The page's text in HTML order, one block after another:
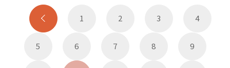
1 2 3 4
5 6 7 8 9